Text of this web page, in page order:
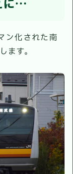
に…
ン化された南
す。